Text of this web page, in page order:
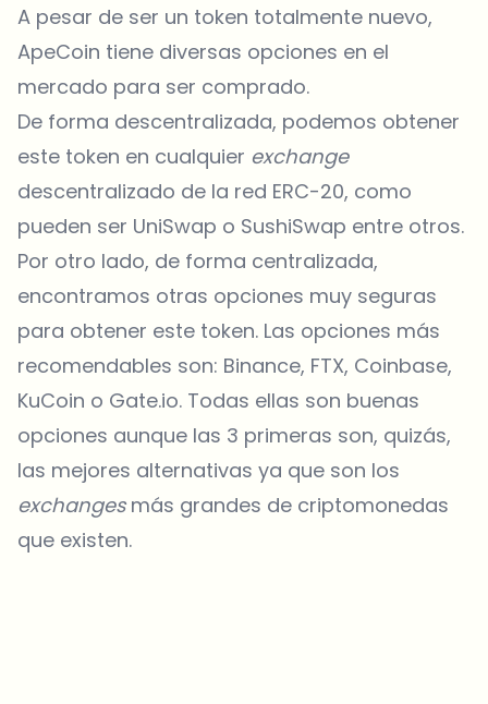
A pesar de ser un token totalmente nuevo,
ApeCoin tiene diversas opciones en el
mercado para ser comprado.
De forma descentralizada, podemos obtener
este token en cualquier exchange
descentralizado de la red ERC-20, como
pueden ser UniSwap o SushiSwap entre otros.
Por otro lado, de forma centralizada,
encontramos otras opciones muy seguras
para obtener este token. Las opciones más
recomendables son: Binance, FTX, Coinbase,
KuCoin o Gate.io. Todas ellas son buenas
opciones aunque las 3 primeras son, quizás,
las mejores alternativas ya que son los
exchangesmás grandes de criptomonedas
que existen.